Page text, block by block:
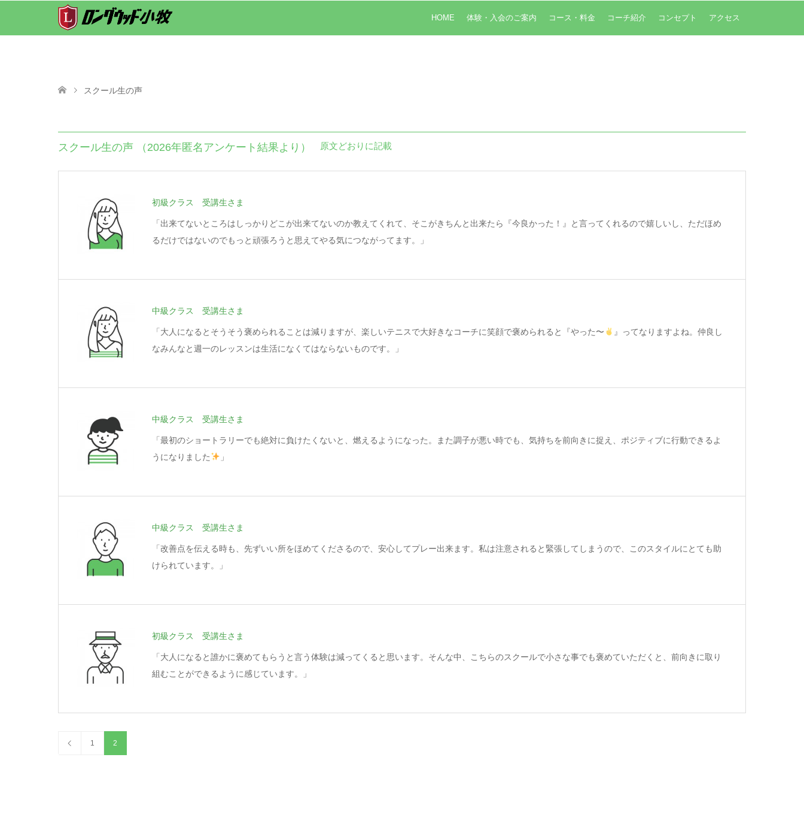
HOME 体験・入会のご案内 コース・料金 コーチ紹介 コンセプト アクセス
スクール生の声
スクール生の声 （2026年匿名アンケート結果より） 原文どおりに記載
初級クラス 受講生さま
「出来てないところはしっかりどこが出来てないのか教えてくれて、そこがきちんと出来たら『今良かった！』と言ってくれるので嬉しいし、ただほめ
るだけではないのでもっと頑張ろうと思えてやる気につながってます。」
中級クラス 受講生さま
「大人になるとそうそう褒められることは減りますが、楽しいテニスで大好きなコーチに笑顔で褒められると『やった〜
』ってなりますよね。仲良し
なみんなと週一のレッスンは生活になくてはならないものです。」
中級クラス 受講生さま
「最初のショートラリーでも絶対に負けたくないと、燃えるようになった。また調子が悪い時でも、気持ちを前向きに捉え、ポジティブに行動できるよ
うになりました
」
中級クラス 受講生さま
「改善点を伝える時も、先ずいい所をほめてくださるので、安心してプレー出来ます。私は注意されると緊張してしまうので、このスタイルにとても助
けられています。」
初級クラス 受講生さま
「大人になると誰かに褒めてもらうと言う体験は減ってくると思います。そんな中、こちらのスクールで小さな事でも褒めていただくと、前向きに取り
組むことができるように感じています。」
1 2